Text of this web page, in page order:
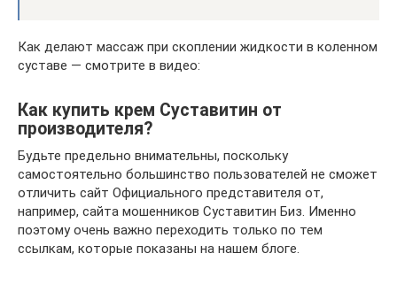
Как делают массаж при скоплении жидкости в коленном
суставе — смотрите в видео:
Как купить крем Суставитин от
производителя?
Будьте предельно внимательны, поскольку
самостоятельно большинство пользователей не сможет
отличить сайт Официального представителя от,
например, сайта мошенников Суставитин Биз. Именно
поэтому очень важно переходить только по тем
ссылкам, которые показаны на нашем блоге.